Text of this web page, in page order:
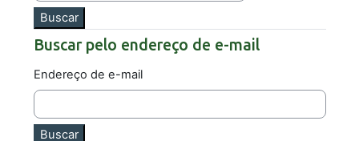
Buscar pelo endereço de e-mail
Buscar pelo endereço de e-mail
Endereço de e-mail